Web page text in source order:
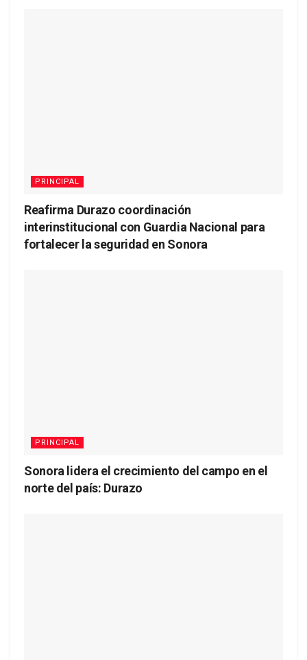
PRINCIPAL
Reafirma Durazo coordinación
interinstitucional con Guardia Nacional para
fortalecer la seguridad en Sonora
PRINCIPAL
Sonora lidera el crecimiento del campo en el
norte del país: Durazo